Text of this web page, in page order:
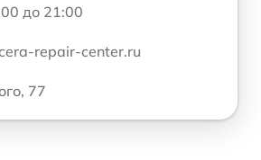
до 21:00
repair-center.ru
77